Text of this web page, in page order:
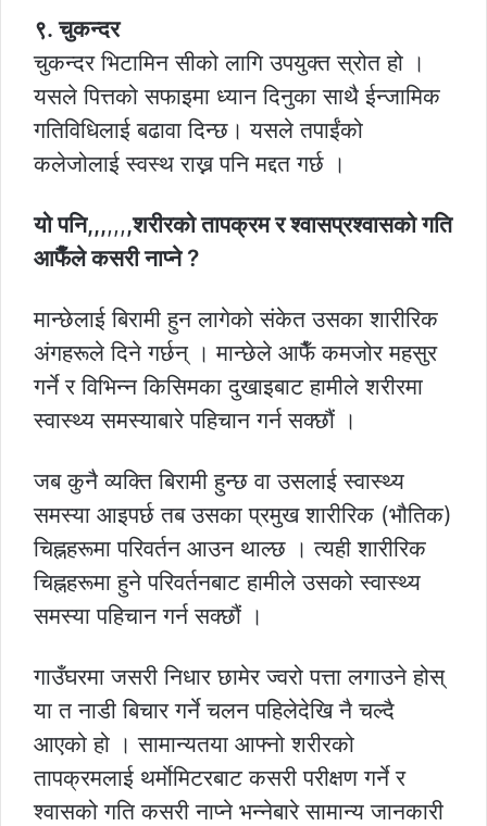
९. चुकन्दर
चुकन्दर भिटामिन सीको लागि उपयुक्त स्रोत हो ।
यसले पित्तको सफाइमा ध्यान दिनुका साथै ईन्जामिक
गतिविधिलाई बढावा दिन्छ। यसले तपाईंको
कलेजोलाई स्वस्थ राख्न पनि मद्दत गर्छ ।
यो पनि,,,,,,,शरीरको तापक्रम र श्वासप्रश्वासको गति
आफैँले कसरी नाप्ने ?
मान्छेलाई बिरामी हुन लागेको संकेत उसका शारीरिक
अंगहरूले दिने गर्छन् । मान्छेले आफैँ कमजोर महसुर
गर्ने र विभिन्न किसिमका दुखाइबाट हामीले शरीरमा
स्वास्थ्य समस्याबारे पहिचान गर्न सक्छौं ।
जब कुनै व्यक्ति बिरामी हुन्छ वा उसलाई स्वास्थ्य
समस्या आइपर्छ तब उसका प्रमुख शारीरिक (भौतिक)
चिह्नहरूमा परिवर्तन आउन थाल्छ । त्यही शारीरिक
चिह्नहरूमा हुने परिवर्तनबाट हामीले उसको स्वास्थ्य
समस्या पहिचान गर्न सक्छौं ।
गाउँघरमा जसरी निधार छामेर ज्वरो पत्ता लगाउने होस्
या त नाडी बिचार गर्ने चलन पहिलेदेखि नै चल्दै
आएको हो । सामान्यतया आफ्नो शरीरको
तापक्रमलाई थर्माेमिटरबाट कसरी परीक्षण गर्ने र
श्वासको गति कसरी नाप्ने भन्नेबारे सामान्य जानकारी